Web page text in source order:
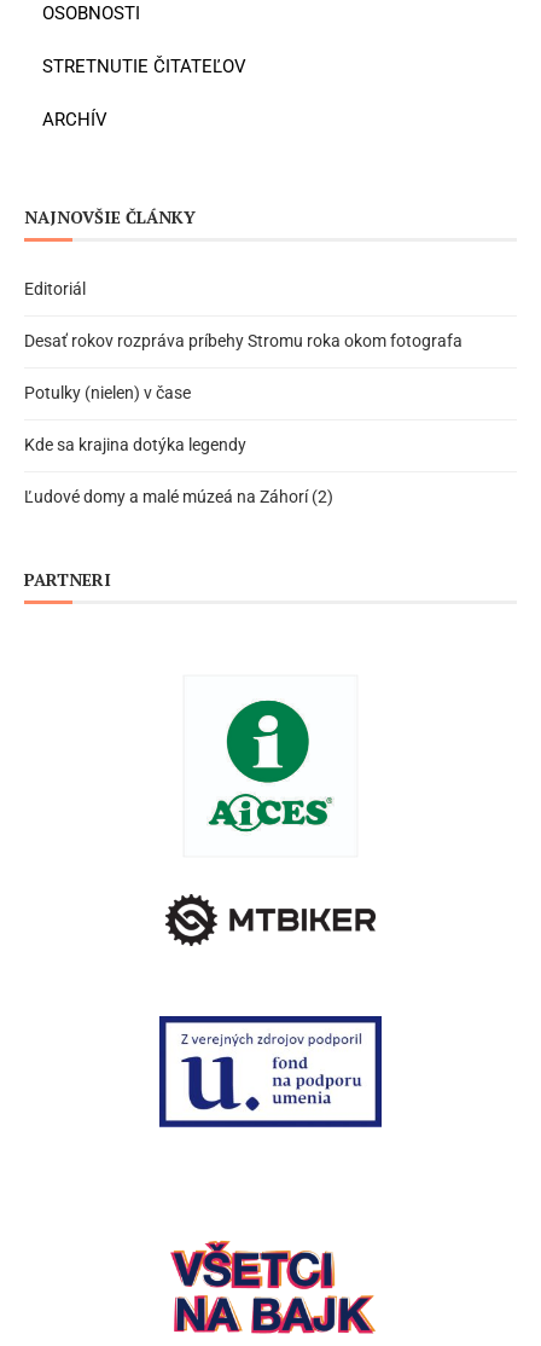
OSOBNOSTI
STRETNUTIE ČITATEĽOV
ARCHÍV
NAJNOVŠIE ČLÁNKY
Editoriál
Desať rokov rozpráva príbehy Stromu roka okom fotografa
Potulky (nielen) v čase
Kde sa krajina dotýka legendy
Ľudové domy a malé múzeá na Záhorí (2)
PARTNERI